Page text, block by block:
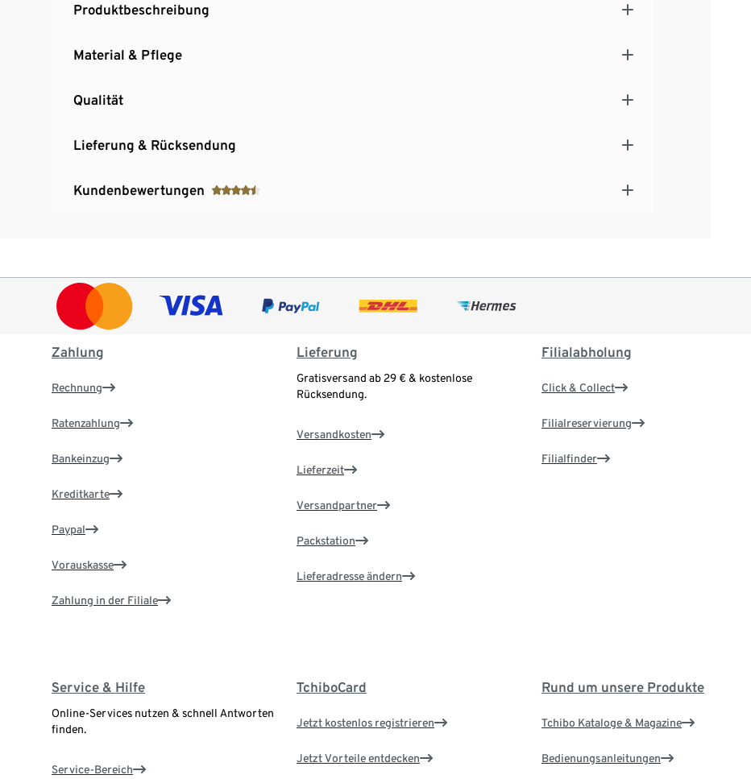
Produktbeschreibung
Material & Pflege
Qualität
Lieferung & Rücksendung
Kundenbewertungen
Zahlung
Rechnung
Ratenzahlung
Bankeinzug
Kreditkarte
Paypal
Vorauskasse
Zahlung in der Filiale
Lieferung
Gratisversand ab 29 € & kostenlose
Rücksendung.
Versandkosten
Lieferzeit
Versandpartner
Packstation
Lieferadresse ändern
Filialabholung
Click & Collect
Filialreservierung
Filialfinder
Service & Hilfe
Online-Services nutzen & schnell Antworten
finden.
Service-Bereich
TchiboCard
Jetzt kostenlos registrieren
Jetzt Vorteile entdecken
Rund um unsere Produkte
Tchibo Kataloge & Magazine
Bedienungsanleitungen